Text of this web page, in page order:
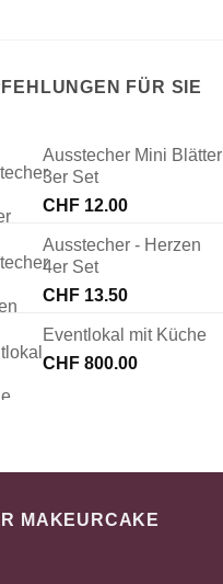
FÜR SIE
Ausstecher Mini Blätter
3er Set
CHF 12.00
Ausstecher - Herzen
4er Set
CHF 13.50
Eventlokal mit Küche
CHF 800.00
MAKEURCAKE